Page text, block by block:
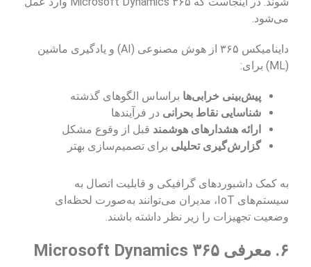
می‌شود.
داینامیکس ۳۶۵ از هوش مصنوعی (AI) و یادگیری ماشین
(ML) برای:
پیش‌بینی خرابی‌ها براساس الگوهای گذشته
شناسایی نقاط بحرانی در فرآیندها
ارائه هشدارهای هوشمند قبل از وقوع مشکل
گزارش‌گیری تحلیلی برای تصمیم‌سازی بهتر
به کمک داشبوردهای گرافیکی و قابلیت اتصال به
سیستم‌های IoT، مدیران می‌توانند به‌صورت لحظه‌ای
وضعیت تجهیزات را زیر نظر داشته باشند.
۶. معرفی Microsoft Dynamics ۳۶۵